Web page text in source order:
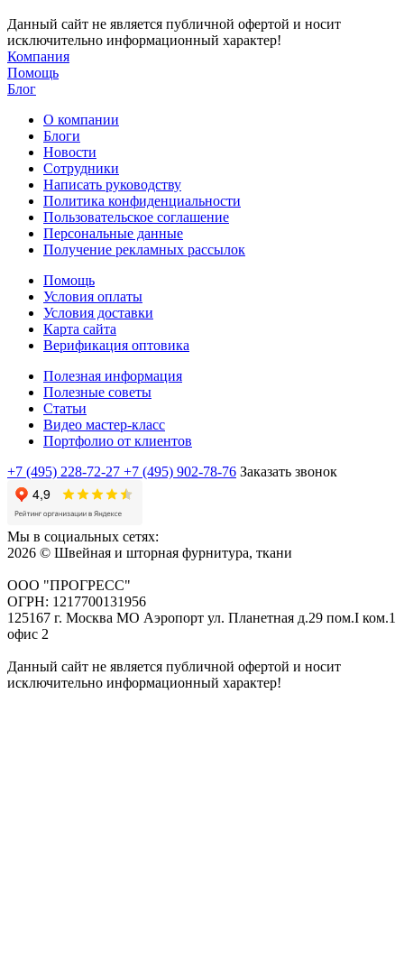
Данный сайт не является публичной офертой и носит
исключительно информационный характер!
Компания
Помощь
Блог
О компании
Блоги
Новости
Сотрудники
Написать руководству
Политика конфиденциальности
Пользовательское соглашение
Персональные данные
Получение рекламных рассылок
Помощь
Условия оплаты
Условия доставки
Карта сайта
Верификация оптовика
Полезная информация
Полезные советы
Статьи
Видео мастер-класс
Портфолио от клиентов
+7 (495) 228-72-27 +7 (495) 902-78-76 Заказать звонок
Мы в социальных сетях:
2026 © Швейная и шторная фурнитура, ткани
ООО "ПРОГРЕСС"
ОГРН: 1217700131956
125167 г. Москва МО Аэропорт ул. Планетная д.29 пом.I ком.1
офис 2
Данный сайт не является публичной офертой и носит
исключительно информационный характер!